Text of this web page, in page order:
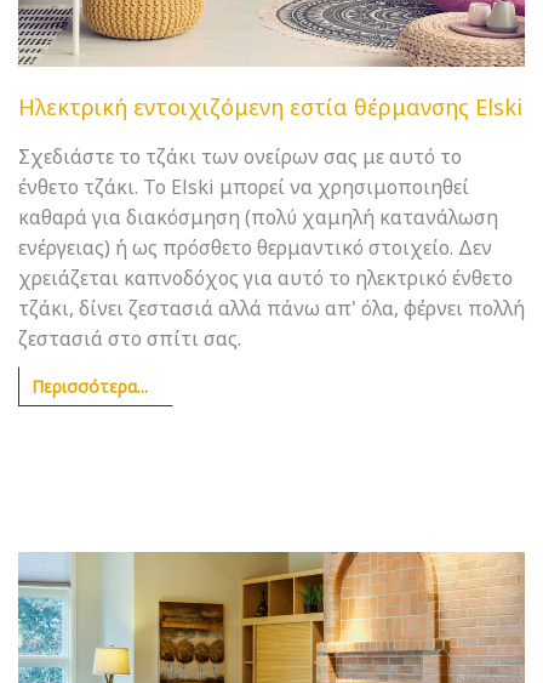
Ηλεκτρική εντοιχιζόμενη εστία θέρμανσης Elski
Σχεδιάστε το τζάκι των ονείρων σας με αυτό το
ένθετο τζάκι. Το Elski μπορεί να χρησιμοποιηθεί
καθαρά για διακόσμηση (πολύ χαμηλή κατανάλωση
ενέργειας) ή ως πρόσθετο θερμαντικό στοιχείο. Δεν
χρειάζεται καπνοδόχος για αυτό το ηλεκτρικό ένθετο
τζάκι, δίνει ζεστασιά αλλά πάνω απ' όλα, φέρνει πολλή
ζεστασιά στο σπίτι σας.
Περισσότερα...